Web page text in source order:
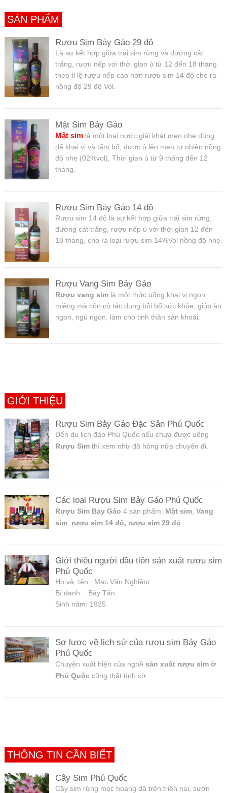
SẢN PHẨM
Rượu Sim Bảy Gáo 29 độ
Là sự kết hợp giữa trái sim rừng và đường cát
trắng, rượu nếp với thời gian ủ từ 12 đến 18 tháng
theo tỉ lệ rượu nếp cao hơn rượu sim 14 độ cho ra
nồng độ 29 độ Vol.
Mật Sim Bảy Gáo
Mật sim là một loại nước giải khát men nhẹ dùng
để khai vị và tẩm bổ, được ủ lên men tự nhiên nồng
độ nhẹ (02%vol), Thời gian ủ từ 9 tháng đến 12
tháng.
Rượu Sim Bảy Gáo 14 độ
Rượu sim 14 độ là sự kết hợp giữa trái sim rừng,
đường cát trắng, rượu nếp ủ với thời gian 12 đến
18 tháng, cho ra loại rượu sim 14%Vol nồng độ nhẹ.
Rượu Vang Sim Bảy Gáo
Rượu vang simlà một thức uống khai vị ngon
miệng mà còn có tác dụng bồi bổ sức khỏe, giúp ăn
ngon, ngủ ngon, làm cho tinh thần sản khoái.
GIỚI THIỆU
Rượu Sim Bảy Gáo Đặc Sản Phú Quốc
Đến du lịch đảo Phú Quốc nếu chưa được uống
Rượu Simthì xem như đã hỏng nữa chuyến đi.
Các loại Rượu Sim Bảy Gáo Phú Quốc
Rượu Sim Bảy Gáo 4 sản phẩm: Mật sim, Vang
sim, rượu sim 14 độ, rượu sim 29 độ
Giới thiệu người đầu tiên sản xuất rượu sim
Phú Quốc
Họ và tên : Mạc Văn Nghiêm.
Bí danh : Bảy Tấn
Sinh năm: 1925
Sơ lược về lịch sử của rượu sim Bảy Gáo
Phú Quốc
Chuyện xuất hiện của nghề sản xuất rượu sim ở
Phú Quốccũng thật tình cờ.
THÔNG TIN CẦN BIẾT
Cây Sim Phú Quốc
Cây sim rừng mọc hoang dã trên triền núi, sườn